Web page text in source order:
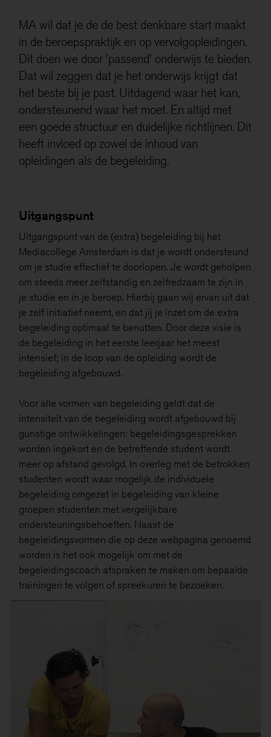
MA wil dat je de de best denkbare start maakt
in de beroepspraktijk en op vervolgopleidingen.
Dit doen we door 'passend' onderwijs te bieden.
Dat wil zeggen dat je het onderwijs krijgt dat
het beste bij je past. Uitdagend waar het kan,
ondersteunend waar het moet. En altijd met
een goede structuur en duidelijke richtlijnen. Dit
heeft invloed op zowel de inhoud van
opleidingen als de begeleiding.
Uitgangspunt
Uitgangspunt van de (extra) begeleiding bij het
Mediacollege Amsterdam is dat je wordt ondersteund
om je studie effectief te doorlopen. Je wordt geholpen
om steeds meer zelfstandig en zelfredzaam te zijn in
je studie en in je beroep. Hierbij gaan wij ervan uit dat
je zelf initiatief neemt, en dat jij je inzet om de extra
begeleiding optimaal te benutten. Door deze visie is
de begeleiding in het eerste leerjaar het meest
intensief; in de loop van de opleiding wordt de
begeleiding afgebouwd.
Voor alle vormen van begeleiding geldt dat de
intensiteit van de begeleiding wordt afgebouwd bij
gunstige ontwikkelingen: begeleidingsgesprekken
worden ingekort en de betreffende student wordt
meer op afstand gevolgd. In overleg met de betrokken
studenten wordt waar mogelijk de individuele
begeleiding omgezet in begeleiding van kleine
groepen studenten met vergelijkbare
ondersteuningsbehoeften. Naast de
begeleidingsvormen die op deze webpagina genoemd
worden is het ook mogelijk om met de
begeleidingscoach afspraken te maken om bepaalde
trainingen te volgen of spreekuren te bezoeken.
van de website kunnen meten en deze kunnen
verbeteren.
Als je onderdelen uitzet, werken sommige functies
misschien niet goed. Je kan de cookies altijd nog
Meer informatie
Alles accepteren